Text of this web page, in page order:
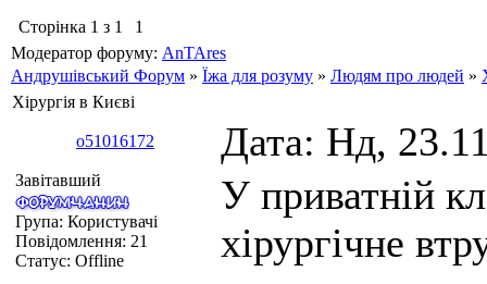
Сторінка 1 з 1
1
Модератор форуму: AnTAres
Андрушівський Форум » Їжа для розуму » Людям про людей »
Хірургія в Києві
o51016172 Дата: Нд,
Завітавший
Група: Користувачі
Повідомлення: 21
Статус: Offline
У приватній
хірургічне